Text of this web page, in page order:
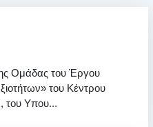
Ομάδας του Έργου
του Κέντρου
του Υπου...